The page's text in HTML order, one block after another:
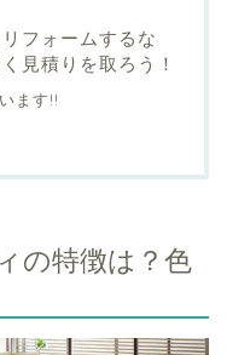
フォームするな
見積りを取ろう！
ます!!
の特徴は？色